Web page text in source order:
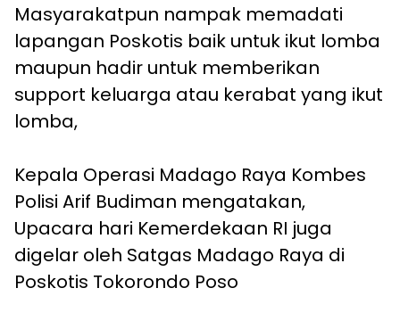
Masyarakatpun nampak memadati
lapangan Poskotis baik untuk ikut lomba
maupun hadir untuk memberikan
support keluarga atau kerabat yang ikut
lomba,
Kepala Operasi Madago Raya Kombes
Polisi Arif Budiman mengatakan,
Upacara hari Kemerdekaan RI juga
digelar oleh Satgas Madago Raya di
Poskotis Tokorondo Poso